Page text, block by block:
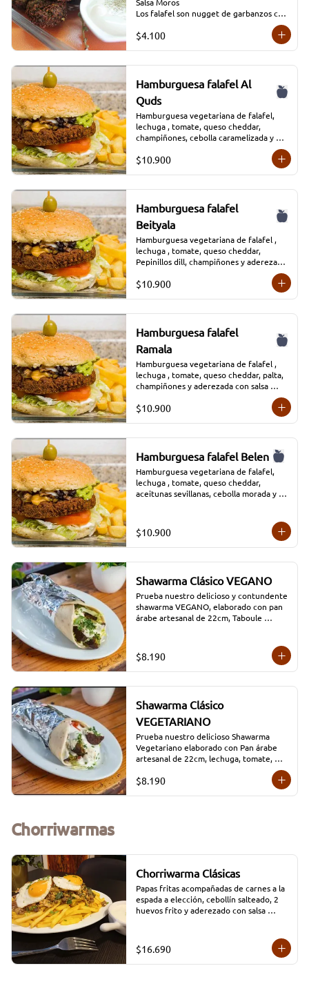
Los falafel son nugget de garbanzos con
verduras condimentados y que se fríen
en aceite profundo.
$4.100
Hamburguesa falafel Al
Quds
Hamburguesa vegetariana de falafel,
lechuga , tomate, queso cheddar,
champiñones, cebolla caramelizada y
aderezada con salsa tradicional Moros,
acompañada de papas fritas y salsa
$10.900
Hamburguesa falafel
Beityala
Hamburguesa vegetariana de falafel ,
lechuga , tomate, queso cheddar,
Pepinillos dill, champiñones y aderezada
con salsa tradicional Moros, acompañada
de papas fritas y salsa adicional
$10.900
Hamburguesa falafel
Ramala
Hamburguesa vegetariana de falafel ,
lechuga , tomate, queso cheddar, palta,
champiñones y aderezada con salsa
tradicional Moros, acompañada de papas
fritas y salsa adicional.
$10.900
Hamburguesa falafel Belen
Hamburguesa vegetariana de falafel,
lechuga , tomate, queso cheddar,
aceitunas sevillanas, cebolla morada y
adicional
$10.900
Shawarma Clásico VEGANO
Prueba nuestro delicioso y contundente
shawarma VEGANO, elaborado con pan
árabe artesanal de 22cm, Taboule
champiñones y aderezado con nuestra
salsa HUMMUS.
$8.190
Shawarma Clásico
VEGETARIANO
Prueba nuestro delicioso Shawarma
Vegetariano elaborado con Pan árabe
artesanal de 22cm, lechuga, tomate,
queso y Salsa Moros (salsa a base de
$8.190
Chorriwarmas
Chorriwarma Clásicas
Papas fritas acompañadas de carnes a la
espada a elección, cebollín salteado, 2
huevos frito y aderezado con salsa
$16.690